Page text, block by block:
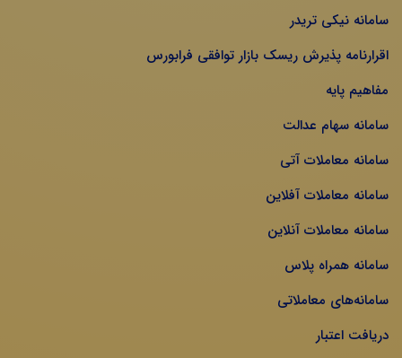
سامانه نیکی تریدر
اقرارنامه پذیرش ریسک بازار توافقی فرابورس
مفاهیم پایه
سامانه سهام عدالت
سامانه معاملات آتی
سامانه معاملات آفلاین
سامانه معاملات آنلاین
سامانه همراه پلاس
سامانه‌های معاملاتی
دریافت اعتبار